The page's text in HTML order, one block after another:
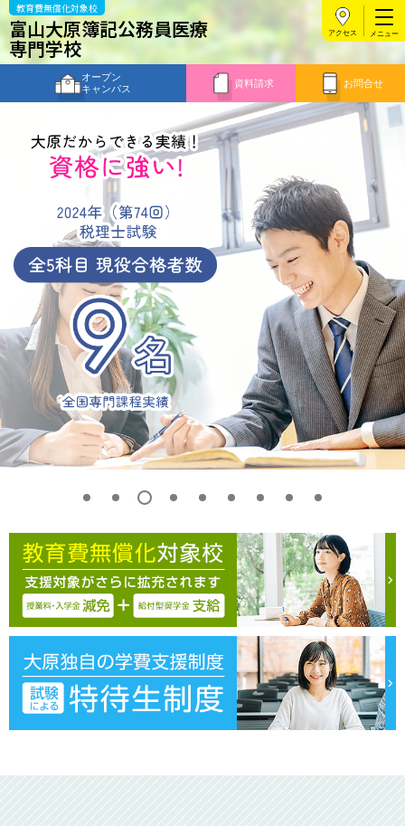
教育費無償化対象校
富山大原簿記公務員医療
専門学校
オープン
キャンパス
資料請求 お問合せ
アクセス